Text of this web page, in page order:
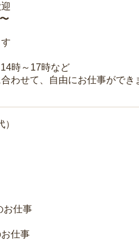
時～17時など
わせて、自由にお仕事ができ
仕事
仕事